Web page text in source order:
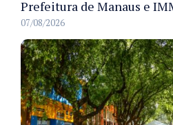
07/08/2026